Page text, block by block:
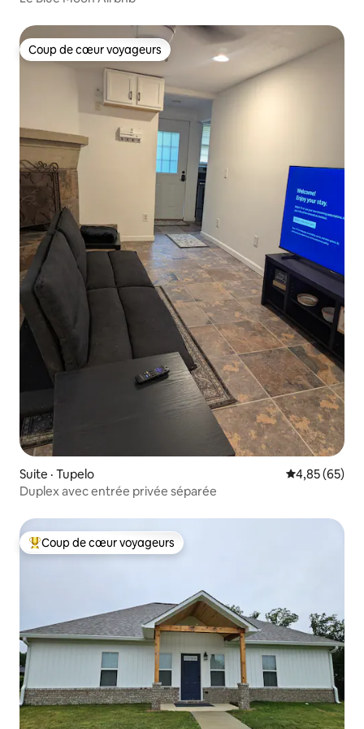
Coup de cœur voyageurs
Coup de cœur voyageurs
Suite · Tupelo Note
4,85 (65)
Duplex avec entrée privée séparée
Coup de cœur voyageurs parmi les plus aimés
Coup de cœur voyageurs